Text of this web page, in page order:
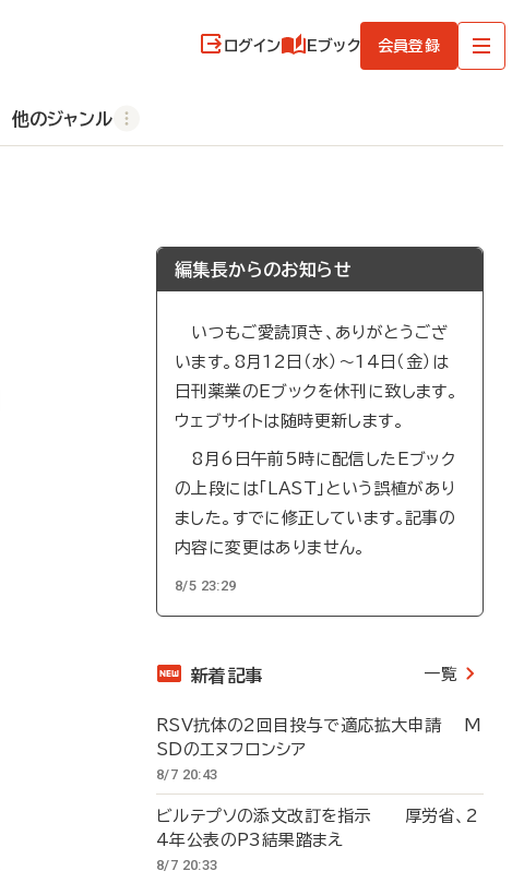
ログイン Eブック 会員登録
他のジャンル
編集長からのお知らせ
いつもご愛読頂き、ありがとうござ
います。8月12日（水）～14日（金）は
日刊薬業のEブックを休刊に致します。
ウェブサイトは随時更新します。
8月6日午前5時に配信したEブック
の上段には「LAST」という誤植があり
ました。すでに修正しています。記事の
内容に変更はありません。
8/5 23:29
新着記事 一覧
RSV抗体の2回目投与で適応拡大申請 M
SDのエヌフロンシア
8/7 20:43
ビルテプソの添文改訂を指示 厚労省、2
4年公表のP3結果踏まえ
8/7 20:33